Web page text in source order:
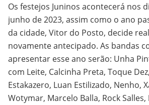
Os festejos Juninos acontecerá nos
junho de 2023, assim como o ano
da cidade, Vitor do Posto, decide
novamente antecipado. As bandas
apresentar esse ano serão: Unha
com Leite, Calcinha Preta, Toque
Estakazero, Luan Estilizado, Nenho,
Wotymar, Marcelo Balla, Rock Salles,